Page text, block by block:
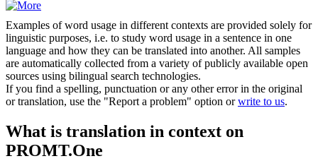
Examples of word usage in different contexts are provided solely for
linguistic purposes, i.e. to study word usage in a sentence in one
language and how they can be translated into another. All samples
are automatically collected from a variety of publicly available open
sources using bilingual search technologies.
If you find a spelling, punctuation or any other error in the original
or translation, use the "Report a problem" option orwrite to us.
What is translation in context on
PROMT.One